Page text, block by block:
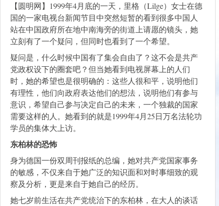
【圆明网】1999年4月底的一天，里格（Lilge）女士在德
国的一家电视台新闻节目中突然短暂的看到很多中国人
站在中国政府所在地中南海旁的街道上请愿的镜头，她
立刻有了一个疑问，但同时也看到了一个希望。
疑问是，什么时候中国有了集会自由了？这不会是共产
党政权设下的圈套吧？但当她看到电视屏幕上的人们
时，她的希望也是很明确的：这些人很和平，说明他们
有理性，他们向政府表达他们的想法，说明他们有参与
意识，希望自己参与决定自己的未来，一个独裁的国家
需要这样的人。她看到的就是1999年4月25日万名法轮功
学员的集体大上访。
东柏林的恐怖
身为德国一份双周刊报纸的总编，她对共产党国家事务
的敏感，不仅来自于她广泛的知识面和对时事细致的观
察及分析，更是来自于她自己的经历。
她七岁前生活在共产党统治下的东柏林，在大人的谈话